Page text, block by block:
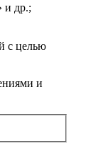
и др.;
с целью
и